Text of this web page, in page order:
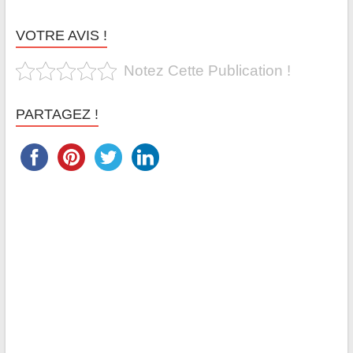
VOTRE AVIS !
Notez Cette Publication !
PARTAGEZ !